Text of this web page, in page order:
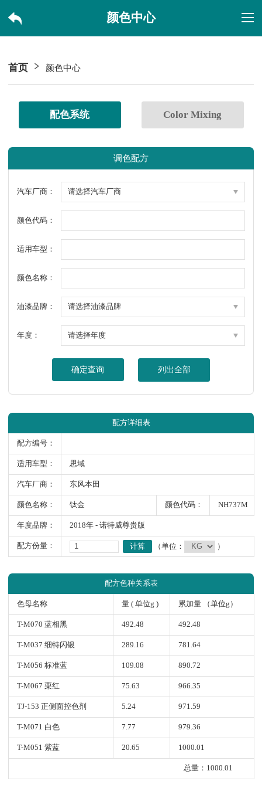
颜色中心
首页 颜色中心
配色系统 Color Mixing
调色配方
汽车厂商：
颜色代码：
适用车型：
颜色名称：
油漆品牌：
年度：
确定查询 列出全部
配方详细表
配方编号：
适用车型： 思域
汽车厂商： 东风本田
颜色名称： 钛金 颜色代码： NH737M
年度品牌： 2018年 - 诺特威尊贵版
配方份量： 计算 （单位： ）
配方色种关系表
色母名称 量 ( 单位g ) 累加量 （单位g）
T-M070 蓝相黑 492.48 492.48
T-M037 细特闪银 289.16 781.64
T-M056 标准蓝 109.08 890.72
T-M067 栗红 75.63 966.35
TJ-153 正侧面控色剂 5.24 971.59
T-M071 白色 7.77 979.36
T-M051 紫蓝 20.65 1000.01
总量：1000.01